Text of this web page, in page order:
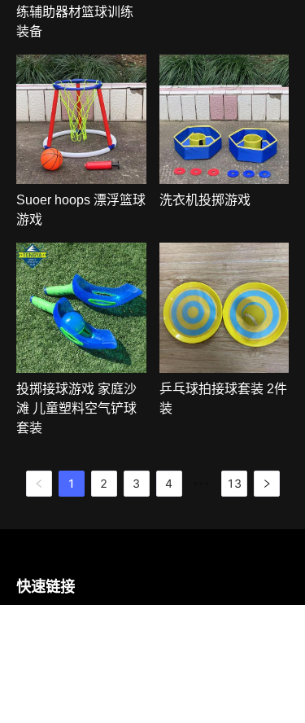
练辅助器材篮球训练
装备
Suoer hoops 漂浮篮球
游戏
洗衣机投掷游戏
投掷接球游戏 家庭沙
滩 儿童塑料空气铲球
套装
乒乓球拍接球套装 2件
装
1 2 3 4 13
快速链接
CN